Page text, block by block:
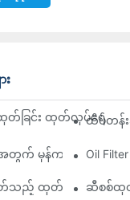
း
ခြင်း ထုတ်လုပ်ရေးကုမ္
ထိပ်တန်
က် မှန်ကန်သော ဆီစစ်ထု
Oil
ည့် ထုတ်လုပ်သူများနှင့် ၎
ဆီစစ်ထု